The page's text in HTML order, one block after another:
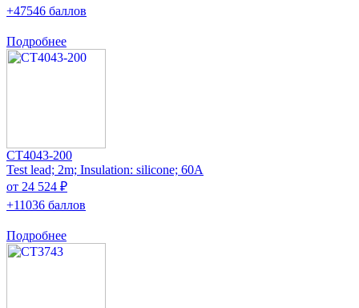
+47546 баллов
Подробнее
CT4043-200
Test lead; 2m; Insulation: silicone; 60A
от 24 524 ₽
+11036 баллов
Подробнее